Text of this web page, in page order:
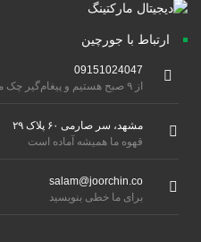
ارتباط با جورچین
09151024047
مشهد، سر صارمی ۶۰ پلاک ۲۹
قهوه ما همیشه آماده است
salam@joorchin.co
برای ما خطی بنویسید